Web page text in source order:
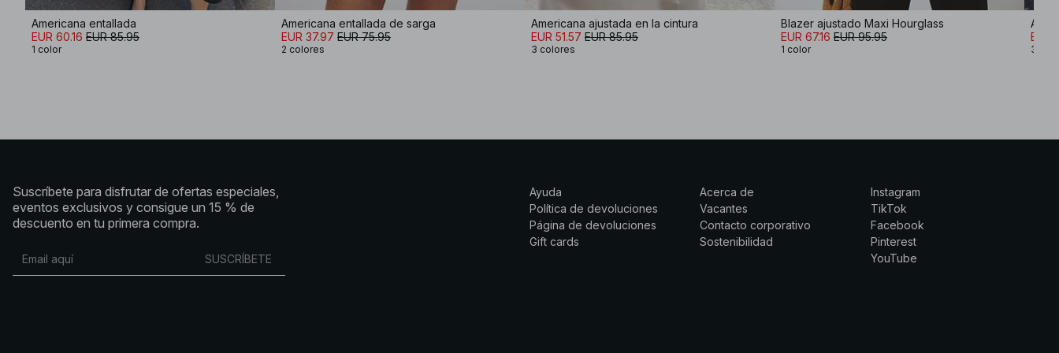
Americana entallada
EUR 60.16 EUR 85.95
1 color
Americana entallada de sarga
EUR 37.97 EUR 75.95
2 colores
Americana ajustada en la cintura
EUR 51.57 EUR 85.95
3 colores
Blazer ajustado Maxi Hourglass
EUR 67.16 EUR 95.95
1 color
EUR
3
Suscríbete para disfrutar de ofertas especiales,
eventos exclusivos y consigue un 15 % de
descuento en tu primera compra.
SUSCRÍBETE
Ayuda
Política de devoluciones
Página de devoluciones
Gift cards
Acerca de
Vacantes
Contacto corporativo
Sostenibilidad
Instagram
TikTok
Facebook
Pinterest
YouTube